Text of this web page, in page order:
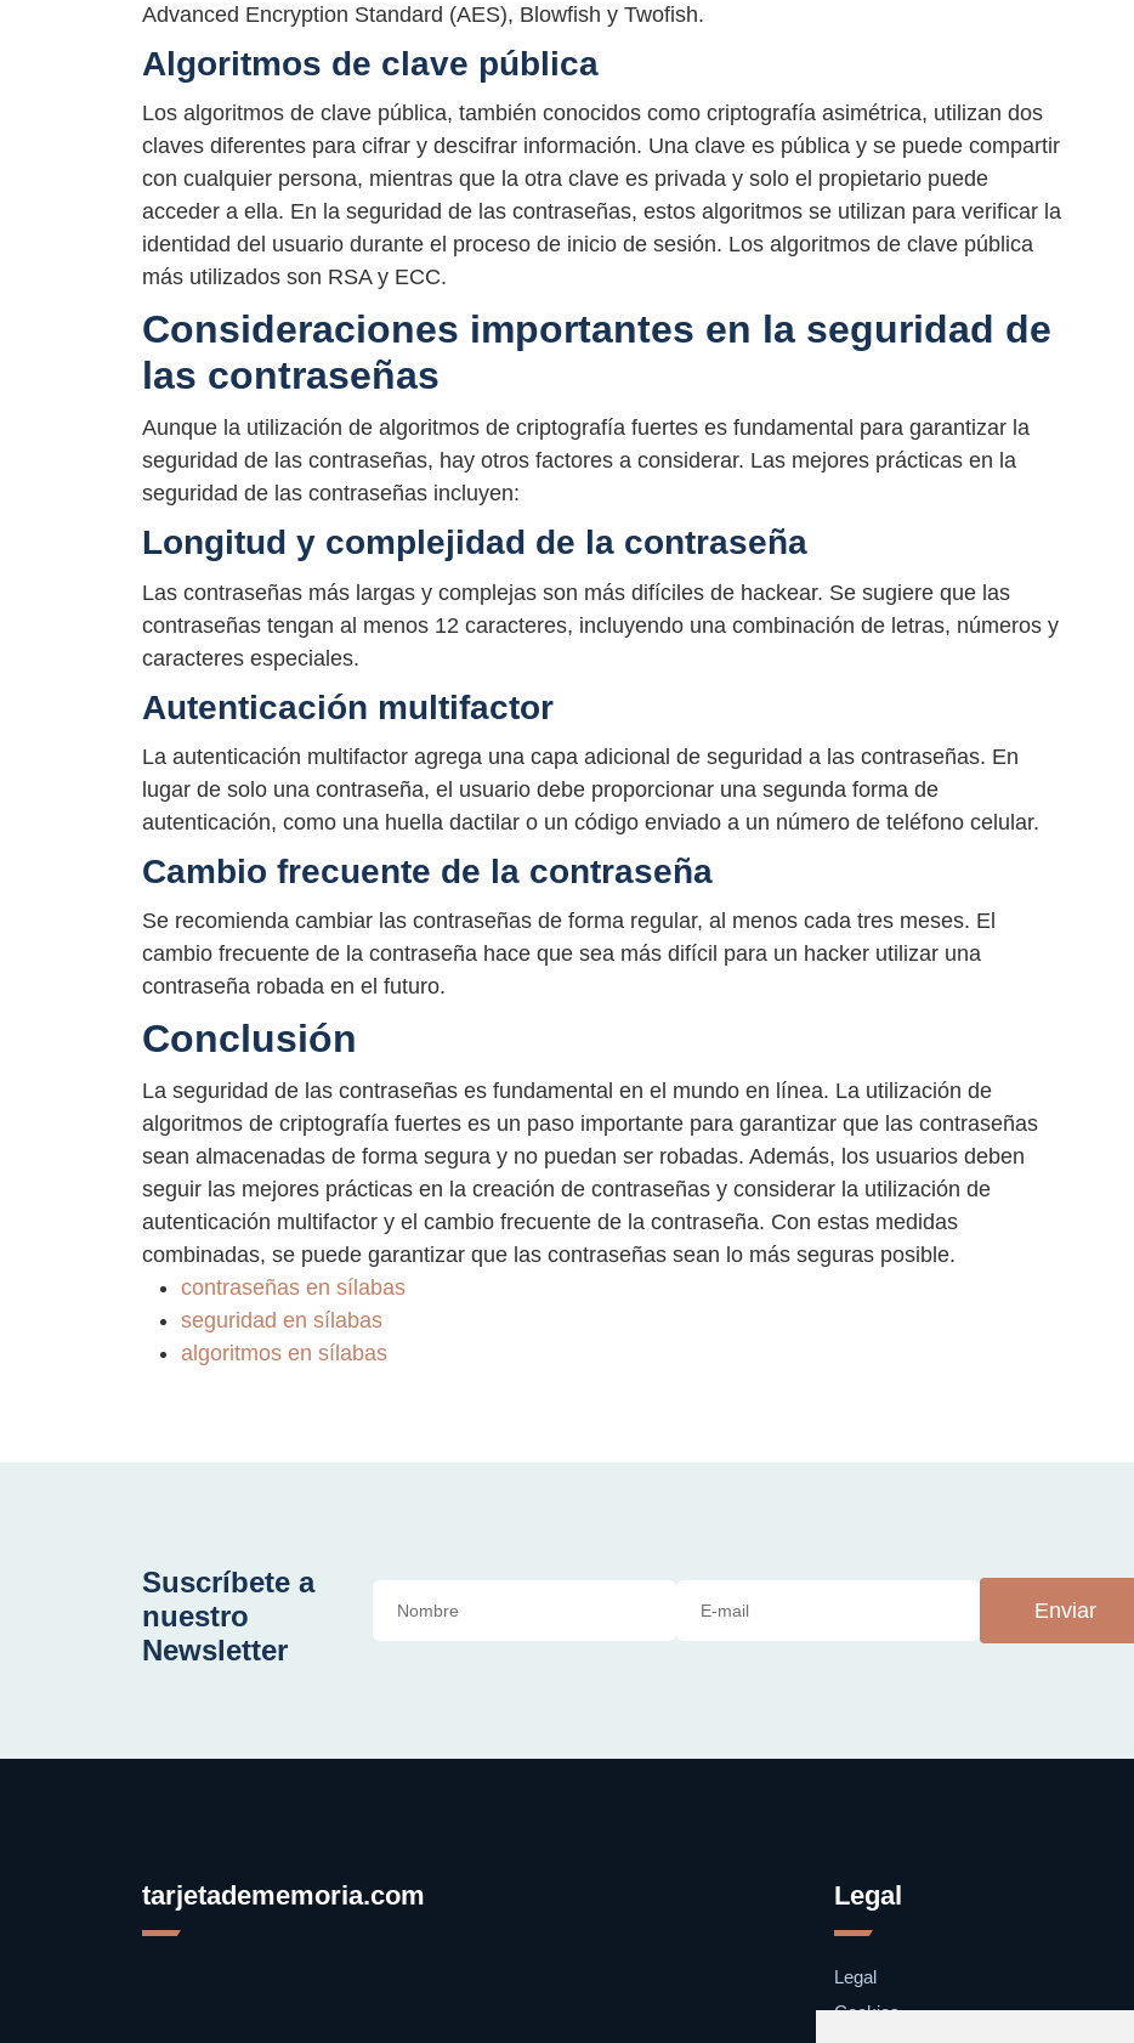
Advanced Encryption Standard (AES), Blowfish y Twofish.
Algoritmos de clave pública
Los algoritmos de clave pública, también conocidos como criptografía asimétrica, utilizan dos
claves diferentes para cifrar y descifrar información. Una clave es pública y se puede compartir
con cualquier persona, mientras que la otra clave es privada y solo el propietario puede
acceder a ella. En la seguridad de las contraseñas, estos algoritmos se utilizan para verificar la
identidad del usuario durante el proceso de inicio de sesión. Los algoritmos de clave pública
más utilizados son RSA y ECC.
Consideraciones importantes en la seguridad de
las contraseñas
Aunque la utilización de algoritmos de criptografía fuertes es fundamental para garantizar la
seguridad de las contraseñas, hay otros factores a considerar. Las mejores prácticas en la
seguridad de las contraseñas incluyen:
Longitud y complejidad de la contraseña
Las contraseñas más largas y complejas son más difíciles de hackear. Se sugiere que las
contraseñas tengan al menos 12 caracteres, incluyendo una combinación de letras, números y
caracteres especiales.
Autenticación multifactor
La autenticación multifactor agrega una capa adicional de seguridad a las contraseñas. En
lugar de solo una contraseña, el usuario debe proporcionar una segunda forma de
autenticación, como una huella dactilar o un código enviado a un número de teléfono celular.
Cambio frecuente de la contraseña
Se recomienda cambiar las contraseñas de forma regular, al menos cada tres meses. El
cambio frecuente de la contraseña hace que sea más difícil para un hacker utilizar una
contraseña robada en el futuro.
Conclusión
La seguridad de las contraseñas es fundamental en el mundo en línea. La utilización de
algoritmos de criptografía fuertes es un paso importante para garantizar que las contraseñas
sean almacenadas de forma segura y no puedan ser robadas. Además, los usuarios deben
seguir las mejores prácticas en la creación de contraseñas y considerar la utilización de
autenticación multifactor y el cambio frecuente de la contraseña. Con estas medidas
combinadas, se puede garantizar que las contraseñas sean lo más seguras posible.
contraseñas en sílabas
seguridad en sílabas
algoritmos en sílabas
Suscríbete a
nuestro
Newsletter
Enviar
tarjetadememoria.com Legal
Legal
Cookies